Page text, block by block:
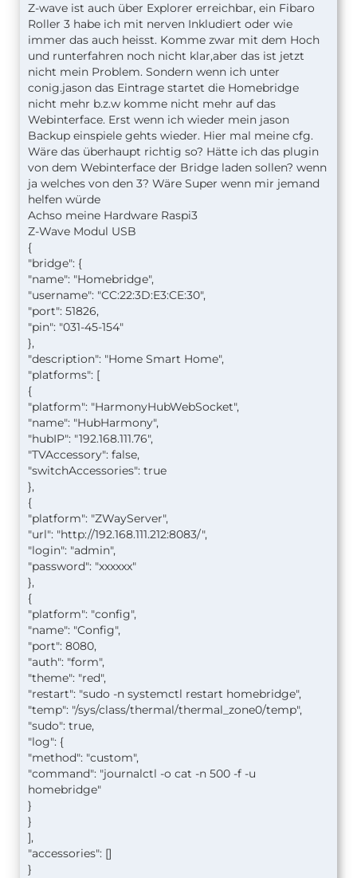
Z-wave ist auch über Explorer erreichbar, ein Fibaro
Roller 3 habe ich mit nerven Inkludiert oder wie
immer das auch heisst. Komme zwar mit dem Hoch
und runterfahren noch nicht klar,aber das ist jetzt
nicht mein Problem. Sondern wenn ich unter
conig.jason das Eintrage startet die Homebridge
nicht mehr b.z.w komme nicht mehr auf das
Webinterface. Erst wenn ich wieder mein jason
Backup einspiele gehts wieder. Hier mal meine cfg.
Wäre das überhaupt richtig so? Hätte ich das plugin
von dem Webinterface der Bridge laden sollen? wenn
ja welches von den 3? Wäre Super wenn mir jemand
helfen würde
Achso meine Hardware Raspi3
Z-Wave Modul USB
{
"bridge": {
"name": "Homebridge",
"username": "CC:22:3D:E3:CE:30",
"port": 51826,
"pin": "031-45-154"
},
"description": "Home Smart Home",
"platforms": [
{
"platform": "HarmonyHubWebSocket",
"name": "HubHarmony",
"hubIP": "192.168.111.76",
"TVAccessory": false,
"switchAccessories": true
},
{
"platform": "ZWayServer",
"url": "http://192.168.111.212:8083/",
"login": "admin",
"password": "xxxxxx"
},
{
"platform": "config",
"name": "Config",
"port": 8080,
"auth": "form",
"theme": "red",
"restart": "sudo -n systemctl restart homebridge",
"temp": "/sys/class/thermal/thermal_zone0/temp",
"sudo": true,
"log": {
"method": "custom",
"command": "journalctl -o cat -n 500 -f -u
homebridge"
}
}
],
"accessories": []
}